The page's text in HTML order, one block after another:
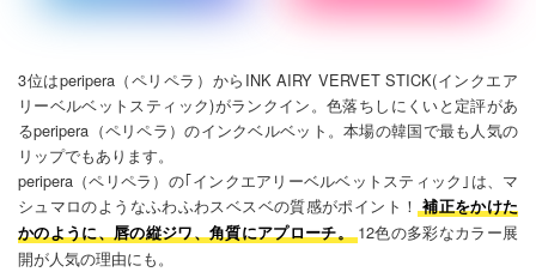
3位はperipera（ペリペラ）からINK AIRY VERVET STICK(インクエア
リーベルベットスティック)がランクイン。色落ちしにくいと定評があ
るperipera（ペリペラ）のインクベルベット。本場の韓国で最も人気の
リップでもあります。
peripera（ペリペラ）の｢インクエアリーベルベットスティック｣は、マ
シュマロのようなふわふわスベスベの質感がポイント！ 補正をかけた
かのように、唇の縦ジワ、角質にアプローチ。 12色の多彩なカラー展
開が人気の理由にも。